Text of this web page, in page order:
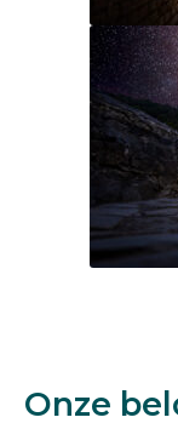
Onze